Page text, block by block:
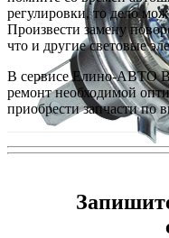
регулировки, то дело
Произвести замену
что и другие световые
В сервисе Елино-АВТО
ремонт необходимой
приобрести запчасти по